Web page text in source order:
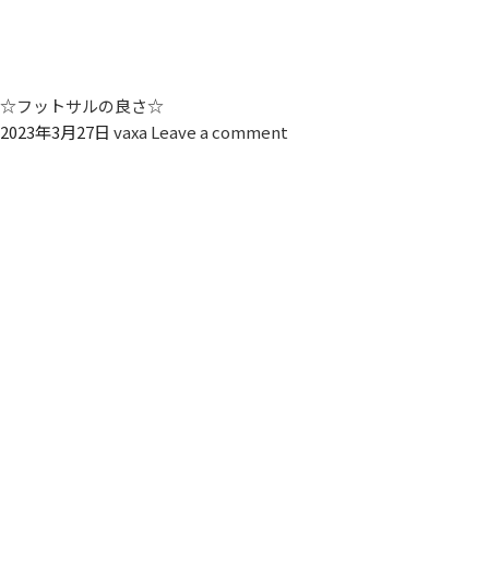
☆フットサルの良さ☆
2023年3月27日 vaxa Leave a comment